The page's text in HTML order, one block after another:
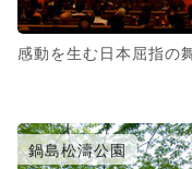
感動を生む日本屈指の
鍋島松濤公園